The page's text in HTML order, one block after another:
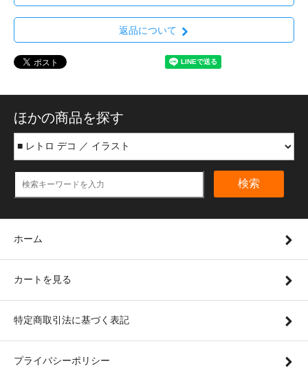
返品について
ほかの商品を探す
検索
ホーム
カートを見る
特定商取引法に基づく表記
プライバシーポリシー